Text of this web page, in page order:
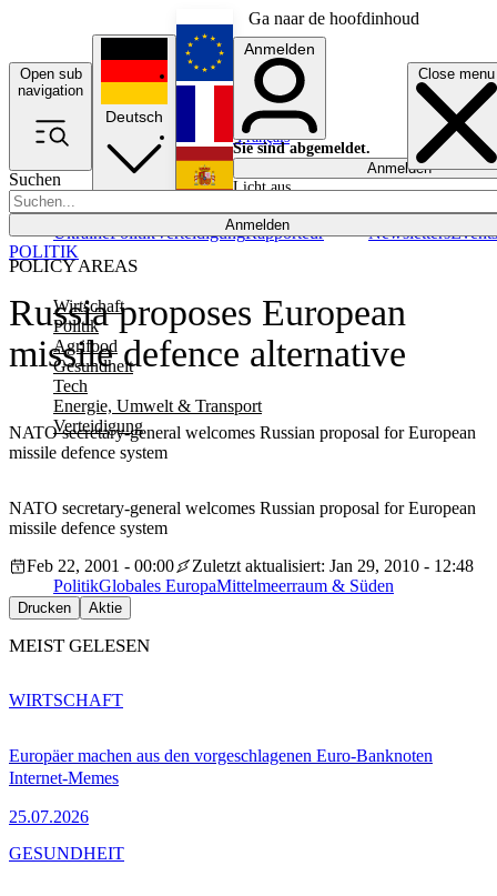
Ga naar de hoofdinhoud
Open sub
navigation
Close menu
Suchen
Anmelden
POLICY AREAS
Wirtschaft
Politik
Agrifood
Gesundheit
Tech
Energie, Umwelt & Transport
Verteidigung
UkrainePolitikVerteidigungRapporteur NewslettersEvents
Deutsch
English
Français
Anmelden
Sie sind abgemeldet.
Anmelden
Licht aus
Russia proposes European
missile defence alternative
NATO secretary-general welcomes Russian proposal for European
missile defence system
POLITIK
NATO secretary-general welcomes Russian proposal for European
missile defence system
Feb 22, 2001 - 00:00
Zuletzt aktualisiert: Jan 29, 2010 - 12:48
PolitikGlobales EuropaMittelmeerraum & Süden
Drucken Aktie
MEIST GELESEN
Europäer machen aus den vorgeschlagenen Euro-Banknoten
Internet-Memes
25.07.2026
WIRTSCHAFT
GESUNDHEIT